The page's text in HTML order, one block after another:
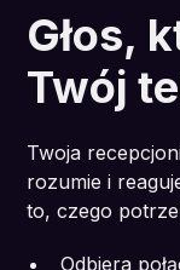
Głos,
Twój
Twoja
rozumie i
to, czego
Odbiera